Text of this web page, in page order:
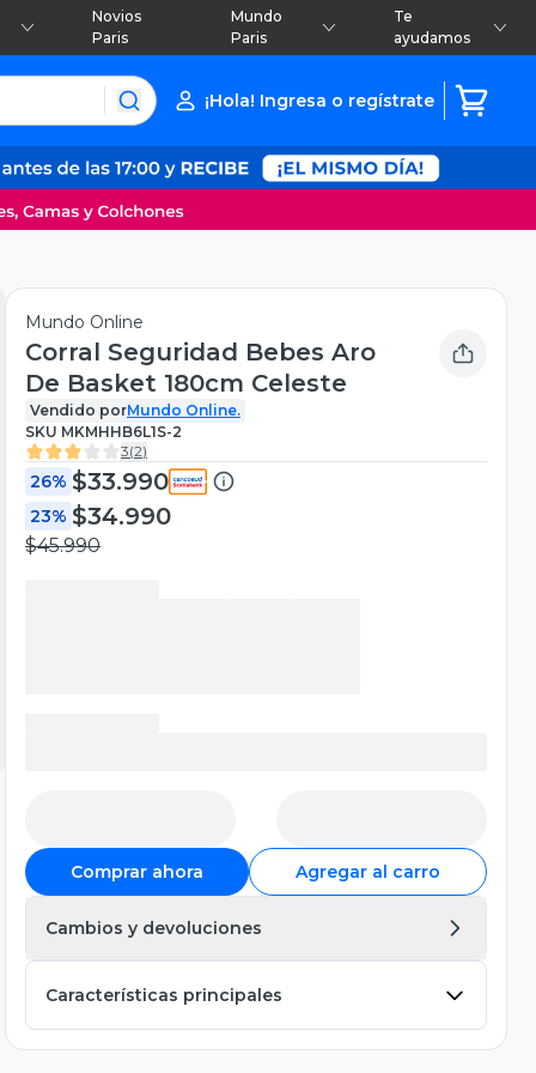
Novios
Paris
Mundo
Paris
Te
ayudamos
¡Hola! Ingresa o regístrate
Mundo Online
Corral Seguridad Bebes Aro
De Basket 180cm Celeste
Vendido porMundo Online.
SKU MKMHHB6L1S-2
3(2)
26% $33.990
23% $34.990
$45.990
Comprar ahora Agregar al carro
Cambios y devoluciones
Características principales